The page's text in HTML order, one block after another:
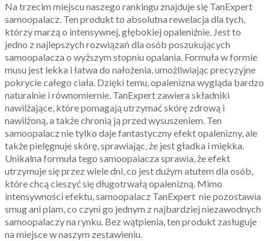
Na trzecim miejscu naszego rankingu znajduje się TanExpert
samoopalacz. Ten produkt to absolutna rewelacja dla tych,
którzy marzą o intensywnej, głębokiej opaleniźnie. Jest to
jedno z najlepszych rozwiązań dla osób poszukujących
samoopalacza o wyższym stopniu opalania. Formuła w formie
musu jest lekka i łatwa do nałożenia, umożliwiając precyzyjne
pokrycie całego ciała. Dzięki temu, opalenizna wygląda bardzo
naturalnie i równomiernie. TanExpert zawiera składniki
nawilżające, które pomagają utrzymać skórę zdrową i
nawilżoną, a także chronią ją przed wysuszeniem. Ten
samoopalacz nie tylko daje fantastyczny efekt opalenizny, ale
także pielęgnuje skórę, sprawiając, że jest gładka i miękka.
Unikalna formuła tego samoopalacza sprawia, że efekt
utrzymuje się przez wiele dni, co jest dużym atutem dla osób,
które chcą cieszyć się długotrwałą opalenizną. Mimo
intensywności efektu, samoopalacz TanExpert nie pozostawia
smug ani plam, co czyni go jednym z najbardziej niezawodnych
samoopalaczy na rynku. Bez wątpienia, ten produkt zasługuje
na miejsce w naszym zestawieniu.